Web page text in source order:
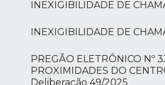
INEXIGIBILIDADE DE
INEXIGIBILIDADE DE
PREGÃO ELETRÔNICO Nº
PROXIMIDADES DO
Deliberação 49/2025